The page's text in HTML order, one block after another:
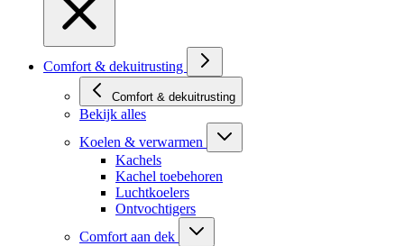
Comfort & dekuitrusting
Comfort & dekuitrusting
Bekijk alles
Koelen & verwarmen
Kachels
Kachel toebehoren
Luchtkoelers
Ontvochtigers
Comfort aan dek